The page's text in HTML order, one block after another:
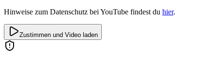
Hinweise zum Datenschutz bei YouTube findest du hier.
Zustimmen und Video laden